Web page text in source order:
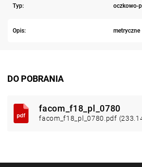
Typ: oczkowo-
Opis: metryczne
DO POBRANIA
facom_f18_pl_0780
facom_f18_pl_0780.pdf